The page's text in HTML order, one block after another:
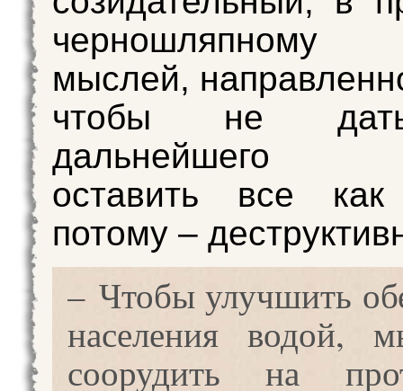
мыслей,
чтобы не
дальнейшего
оставить все
потому –
– Чтобы улучшить
населения водой,
соорудить на